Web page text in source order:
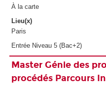
À la carte
Lieu(x)
Paris
Entrée Niveau 5 (Bac+2)
Master Génie des
procédés Parcours